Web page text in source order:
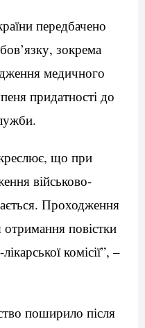
передбачено
зокрема
медичного
придатності до
що при
військово-
Проходження
повістки
комісії”, –
поширило після